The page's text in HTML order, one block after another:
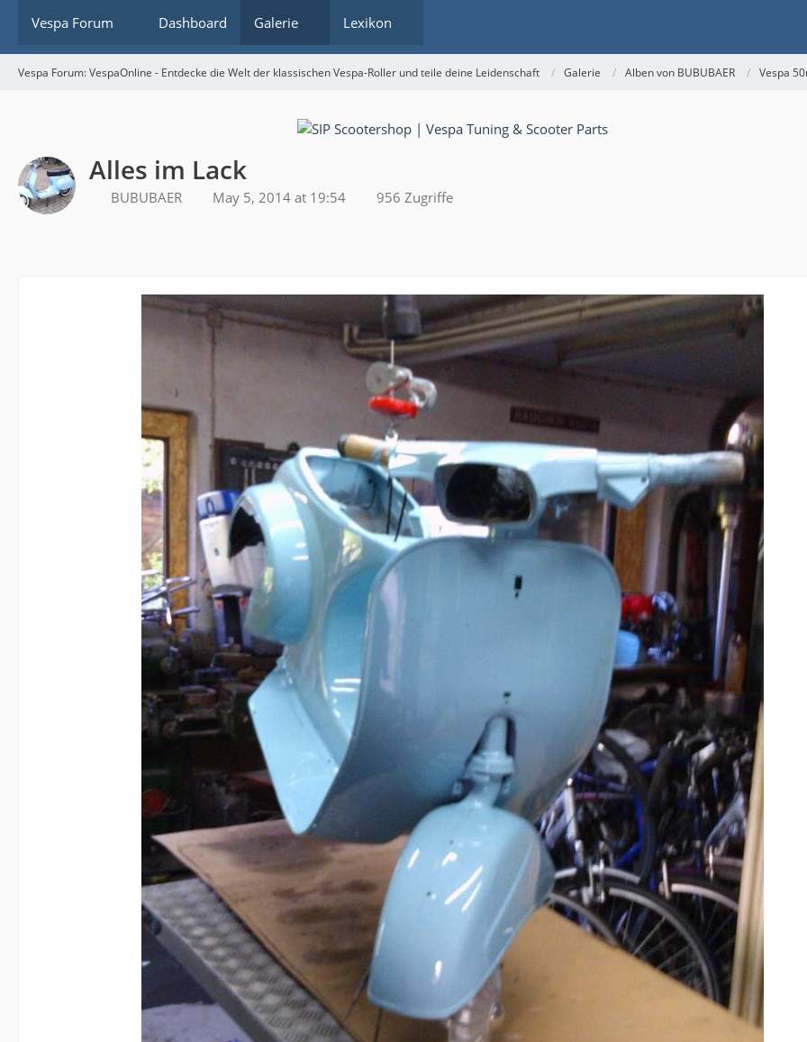
Vespa Forum Dashboard Galerie Lexikon
Vespa Forum: VespaOnline - Entdecke die Welt der klassischen Vespa-Roller und teile deine Leidenschaft Galerie Alben von BUBUBAER Vespa
Alles im Lack
BUBUBAER May 5, 2014 at 19:54 956 Zugriffe